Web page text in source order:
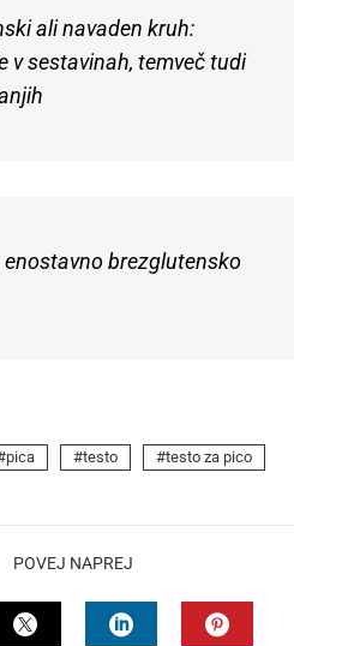
ali navaden kruh:
v sestavinah, temveč tudi
enostavno brezglutensko
pica testo testo za pico
POVEJ NAPREJ